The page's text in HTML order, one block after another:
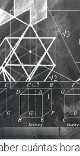
cuántas